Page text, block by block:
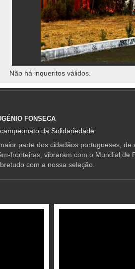
Não há inqueritos válidos.
FONSECA
da Solidariedade
parte dos cidadãos portugueses, de
fronteiras, vibraram com o Mundial de
com a nossa seleção.